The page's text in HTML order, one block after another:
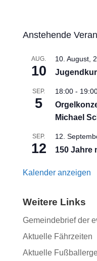
Anstehende
AUG.
10
10. August,
SEP.
5
18:00-
Michael
SEP.
12
12.
150 Jahre
Kalender anzeigen
Weitere Links
Gemeindebrief der
Aktuelle Fährzeiten
Aktuelle